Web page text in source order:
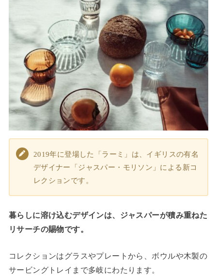
2019年に登場した「ラーミ」は、イギリスの有名
デザイナー「ジャスパー・モリソン」による新コ
レクションです。
暮らしに溶け込むデザインは、ジャスパーが積み重ねた
リサーチの賜物です。
コレクションはグラスやプレートから、ボウルや木製の
サービングトレイまで多岐にわたります。